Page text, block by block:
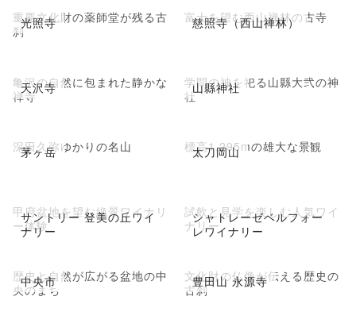
光照寺
重要文化財の薬師堂が残る古
刹
慈照寺（西山禅林）
富士を望む西山禅林の古寺
天沢寺
亀沢の自然に包まれた静かな
禅寺
山縣神社
学問の神を祀る山縣大弐の神
社
茅ヶ岳
深田久弥ゆかりの名山 太刀岡山
標高1,295mの雄大な景観
サントリー 登美の丘ワイ
ナリー
甲府盆地を望む絶景ワイナリ
ー体験
シャトレーゼベルフォー
レワイナリー
試飲と見学を楽しむ人気ワイ
ナリー
中央市
歴史と自然が広がる盆地の中
央のまち
豊田山 永源寺
文化財の仏像が伝える歴史の
古刹